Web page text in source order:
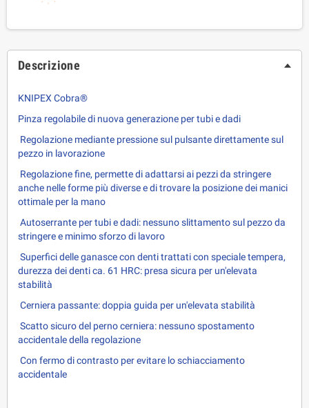
Descrizione
KNIPEX Cobra®
Pinza regolabile di nuova generazione per tubi e dadi
Regolazione mediante pressione sul pulsante direttamente sul
pezzo in lavorazione
Regolazione fine, permette di adattarsi ai pezzi da stringere
anche nelle forme più diverse e di trovare la posizione dei manici
ottimale per la mano
Autoserrante per tubi e dadi: nessuno slittamento sul pezzo da
stringere e minimo sforzo di lavoro
Superfici delle ganasce con denti trattati con speciale tempera,
durezza dei denti ca. 61 HRC: presa sicura per un'elevata
stabilità
Cerniera passante: doppia guida per un'elevata stabilità
Scatto sicuro del perno cerniera: nessuno spostamento
accidentale della regolazione
Con fermo di contrasto per evitare lo schiacciamento
accidentale